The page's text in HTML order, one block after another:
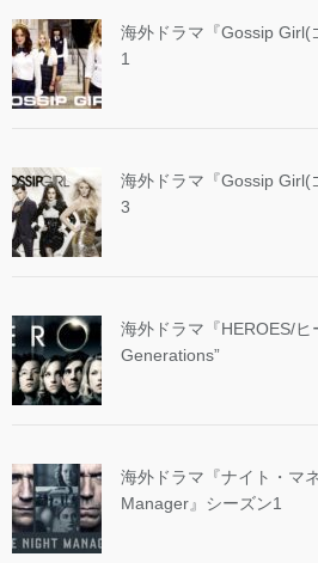
海外ドラマ『Gossip Girl(
1
海外ドラマ『Gossip Girl(
3
海外ドラマ『HEROES/
Generations”
海外ドラマ『ナイト・マ
Manager』シーズン1